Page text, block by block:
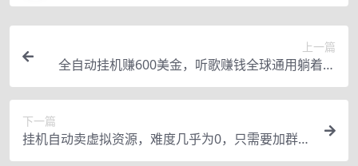
上一篇
全自动挂机赚600美金，听歌赚钱全球通用躺着就
把钱赚了
下一篇
挂机自动卖虚拟资源，难度几乎为0，只需要加群就
能躺赚